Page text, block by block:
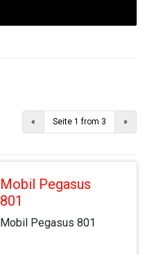
« PreviousSeite 1 from 3 »
Mobil Pegasus
801
Mobil Pegasus 801